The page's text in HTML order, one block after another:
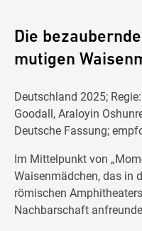
Die
mutigen
Deutschland 2025;
Goodall, Araloyin
Deutsche Fassung;
Im Mittelpunkt von
Waisenmädchen, das in
römischen
Nachbarschaft